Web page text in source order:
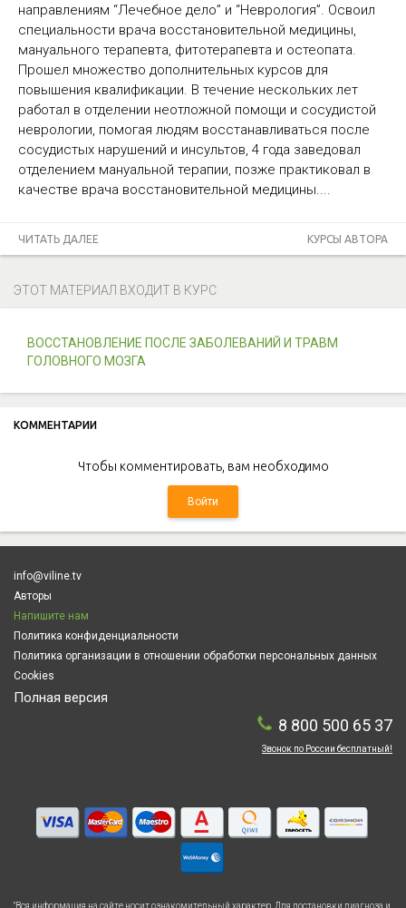
направлениям “Лечебное дело” и “Неврология”. Освоил
специальности врача восстановительной медицины,
мануального терапевта, фитотерапевта и остеопата.
Прошел множество дополнительных курсов для
повышения квалификации. В течение нескольких лет
работал в отделении неотложной помощи и сосудистой
неврологии, помогая людям восстанавливаться после
сосудистых нарушений и инсультов, 4 года заведовал
отделением мануальной терапии, позже практиковал в
качестве врача восстановительной медицины....
ЧИТАТЬ ДАЛЕЕ КУРСЫ АВТОРА
ЭТОТ МАТЕРИАЛ ВХОДИТ В КУРС
ВОССТАНОВЛЕНИЕ ПОСЛЕ ЗАБОЛЕВАНИЙ И ТРАВМ
ГОЛОВНОГО МОЗГА
КОММЕНТАРИИ
Чтобы комментировать, вам необходимо
Войти
info@viline.tv
Авторы
Напишите нам
Политика конфиденциальности
Политика организации в отношении обработки персональных данных
Cookies
Полная версия
8 800 500 65 37
Звонок по России бесплатный!
"Вся информация на сайте носит ознакомительный характер. Для постановки диагноза и